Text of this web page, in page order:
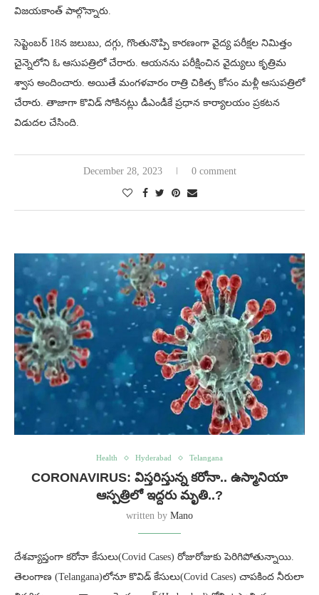
విజయకాంత్ పాల్గొన్నారు.
సెప్టెంబర్ 18న జలుబు, దగ్గు, గొంతునొప్పి కారణంగా వైద్య పరీక్షల నిమిత్తం
చైన్నెలోని ఓ ఆసుపత్రిలో చేరారు. ఆయనను పరీక్షించిన వైద్యులు కృత్రిమ
శ్వాస అందించారు. అయితే మంగళవారం రాత్రి చికిత్స కోసం మళ్లీ ఆసుపత్రిలో
చేరారు. తాజాగా కొవిడ్ సోకినట్లు డీఎండీకే ప్రధాన కార్యాలయం ప్రకటన
విడుదల చేసింది.
December 28, 2023 0 comment
Health Hyderabad Telangana
CORONAVIRUS: విస్తరిస్తున్న కరోనా.. ఉస్మానియా
ఆస్పత్రిలో ఇద్దరు మృతి..?
written by Mano
దేశవ్యాప్తంగా కరోనా కేసులు(Covid Cases) రోజురోజుకు పెరిగిపోతున్నాయి.
తెలంగాణ (Telangana)లోనూ కొవిడ్ కేసులు(Covid Cases) చాపకింద నీరులా